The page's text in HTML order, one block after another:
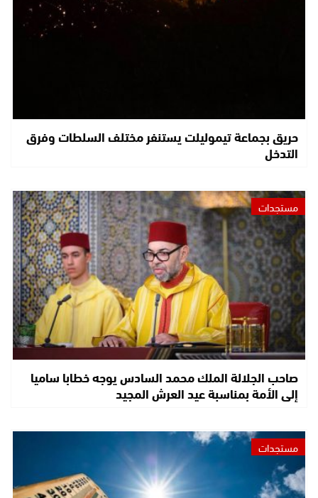
حريق بجماعة تيموليلت يستنفر مختلف السلطات وفرق
التدخل
مستجدات
صاحب الجلالة الملك محمد السادس يوجه خطابا ساميا
إلى الأمة بمناسبة عيد العرش المجيد
مستجدات